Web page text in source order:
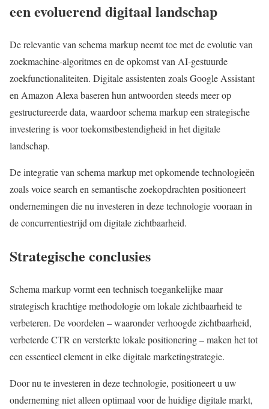
een evoluerend digitaal landschap
De relevantie van schema markup neemt toe met de evolutie van
zoekmachine-algoritmes en de opkomst van AI-gestuurde
zoekfunctionaliteiten. Digitale assistenten zoals Google Assistant
en Amazon Alexa baseren hun antwoorden steeds meer op
gestructureerde data, waardoor schema markup een strategische
investering is voor toekomstbestendigheid in het digitale
landschap.
De integratie van schema markup met opkomende technologieën
zoals voice search en semantische zoekopdrachten positioneert
ondernemingen die nu investeren in deze technologie vooraan in
de concurrentiestrijd om digitale zichtbaarheid.
Strategische conclusies
Schema markup vormt een technisch toegankelijke maar
strategisch krachtige methodologie om lokale zichtbaarheid te
verbeteren. De voordelen – waaronder verhoogde zichtbaarheid,
verbeterde CTR en versterkte lokale positionering – maken het tot
een essentieel element in elke digitale marketingstrategie.
Door nu te investeren in deze technologie, positioneert u uw
onderneming niet alleen optimaal voor de huidige digitale markt,